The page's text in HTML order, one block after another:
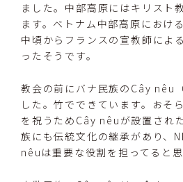
ました。中部高原にはキリスト
ます。ベトナム中部高原におけ
中頃からフランスの宣教師によ
ったそうです。
教会の前にバナ民族のCây nêu
した。竹でできています。おそ
を祝うためCây nêuが設置され
族にも伝統文化の継承があり、
nêuは重要な役割を担ってると思